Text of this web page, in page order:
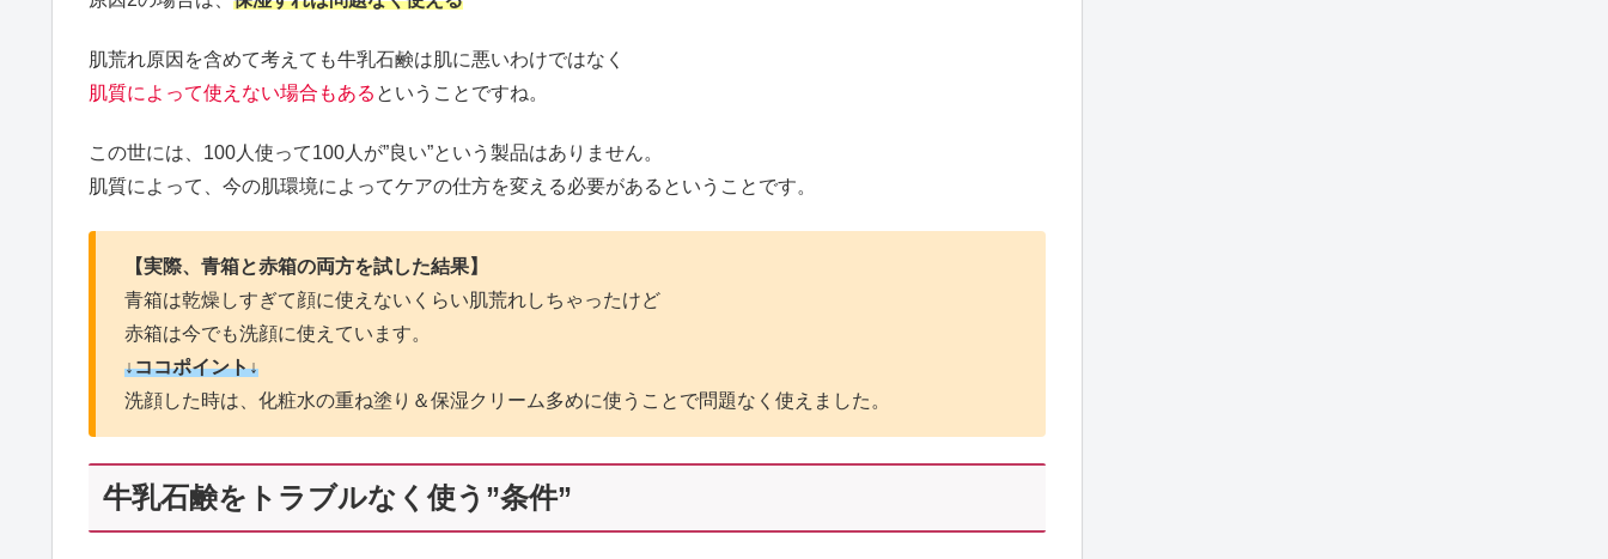
肌荒れ原因を含めて考えても牛乳石鹸は肌に悪いわけではなく
肌質によって使えない場合もある ということですね。
この世には、100人使って100人が”良い”という製品はありません。
肌質によって、今の肌環境によってケアの仕方を変える必要があるということです。
【実際、青箱と赤箱の両方を試した結果】
青箱は乾燥しすぎて顔に使えないくらい肌荒れしちゃったけど
赤箱は今でも洗顔に使えています。
↓ココポイント↓
洗顔した時は、化粧水の重ね塗り＆保湿クリーム多めに使うことで問題なく使えました。
牛乳石鹸をトラブルなく使う”条件”